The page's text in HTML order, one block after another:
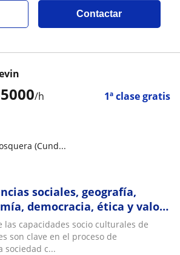
Contactar
5000/h 1ª clase gratis
(Cund...
sociales, geografía,
democracia, ética y valor,
las capacidades socio culturales de
son clave en el proceso de
sociedad c...